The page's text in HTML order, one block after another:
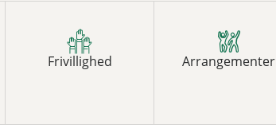
Frivillighed Arrangementer